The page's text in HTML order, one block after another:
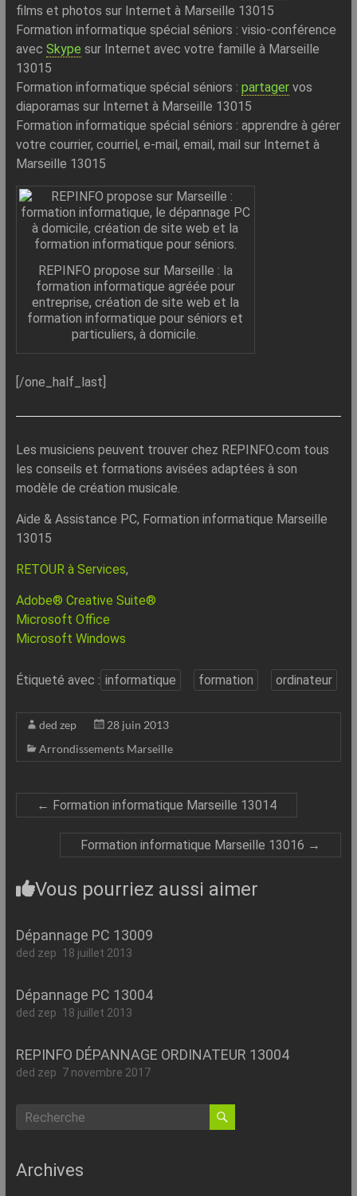
films et photos sur Internet à Marseille 13015
Formation informatique spécial séniors : visio-conférence
avec Skype sur Internet avec votre famille à Marseille
13015
Formation informatique spécial séniors : partagervos
diaporamas sur Internet à Marseille 13015
Formation informatique spécial séniors : apprendre à gérer
votre courrier, courriel, e-mail, email, mail sur Internet à
Marseille 13015
REPINFO propose sur Marseille : la
formation informatique agréée pour
entreprise, création de site web et la
formation informatique pour séniors et
particuliers, à domicile.
[/one_half_last]
Les musiciens peuvent trouver chez REPINFO.com tous
les conseils et formations avisées adaptées à son
modèle de création musicale.
Aide & Assistance PC, Formation informatique Marseille
13015
RETOUR à Services,
Adobe® Creative Suite®
Microsoft Office
Microsoft Windows
Étiqueté avec : informatique formation ordinateur
ded zep
28 juin 2013
Arrondissements Marseille
← Formation informatique Marseille 13014
Formation informatique Marseille 13016 →
Vous pourriez aussi aimer
Dépannage PC 13009
ded zep 18 juillet 2013
Dépannage PC 13004
ded zep 18 juillet 2013
REPINFO DÉPANNAGE ORDINATEUR 13004
ded zep 7 novembre 2017
Archives